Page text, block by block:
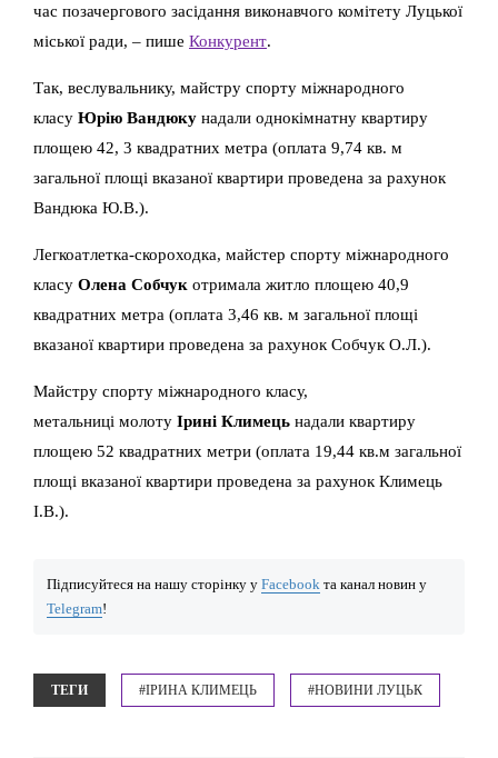
час позачергового засідання виконавчого комітету Луцької
міської ради, – пише Конкурент.
Так, веслувальнику, майстру спорту міжнародного
класу Юрію Вандюку надали однокімнатну квартиру
площею 42, 3 квадратних метра (оплата 9,74 кв. м
загальної площі вказаної квартири проведена за рахунок
Вандюка Ю.В.).
Легкоатлетка-скороходка, майстер спорту міжнародного
класу Олена Собчук отримала житло площею 40,9
квадратних метра (оплата 3,46 кв. м загальної площі
вказаної квартири проведена за рахунок Собчук О.Л.).
Майстру спорту міжнародного класу,
метальниці молоту Ірині Климець надали квартиру
площею 52 квадратних метри (оплата 19,44 кв.м загальної
площі вказаної квартири проведена за рахунок Климець
І.В.).
Підписуйтеся на нашу сторінку у Facebook та канал новин у
Telegram!
ТЕГИ #ІРИНА КЛИМЕЦЬ #НОВИНИ ЛУЦЬК